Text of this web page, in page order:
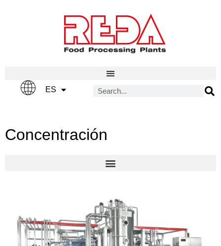
ES
EN
Concentración